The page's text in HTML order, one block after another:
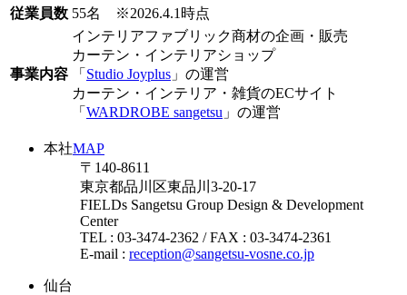
従業員数 55名 ※2026.4.1時点
事業内容
インテリアファブリック商材の企画・販売
カーテン・インテリアショップ
「 Studio Joyplus 」の運営
カーテン・インテリア・雑貨のECサイト
「 WARDROBE sangetsu 」の運営
本社MAP
〒140-8611
東京都品川区東品川3-20-17
FIELDs Sangetsu Group Design & Development
Center
TEL : 03-3474-2362 / FAX : 03-3474-2361
E-mail : reception@sangetsu-vosne.co.jp
仙台